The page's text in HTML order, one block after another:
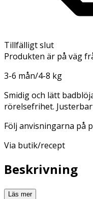
Tillfälligt slut
Produkten är på väg
3-6 mån/4-8 kg
Smidig och lätt
rörelsefrihet.
Följ anvisningarna på
Via butik/recept
Beskrivning
Läs mer